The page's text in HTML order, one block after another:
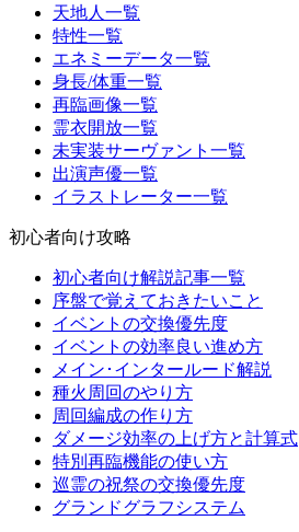
天地人一覧
特性一覧
エネミーデータ一覧
身長/体重一覧
再臨画像一覧
霊衣開放一覧
未実装サーヴァント一覧
出演声優一覧
イラストレーター一覧
初心者向け攻略
初心者向け解説記事一覧
序盤で覚えておきたいこと
イベントの交換優先度
イベントの効率良い進め方
メイン･インタールード解説
種火周回のやり方
周回編成の作り方
ダメージ効率の上げ方と計算式
特別再臨機能の使い方
巡霊の祝祭の交換優先度
グランドグラフシステム